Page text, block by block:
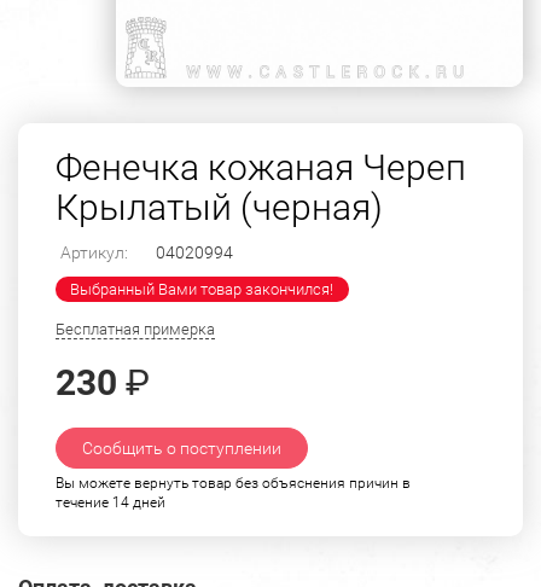
Фенечка кожаная Череп
Крылатый (черная)
Артикул: 04020994
Выбранный Вами товар закончился!
Бесплатная примерка
230 ₽
Сообщить о поступлении
Вы можете вернуть товар без объяснения причин в
течение 14 дней